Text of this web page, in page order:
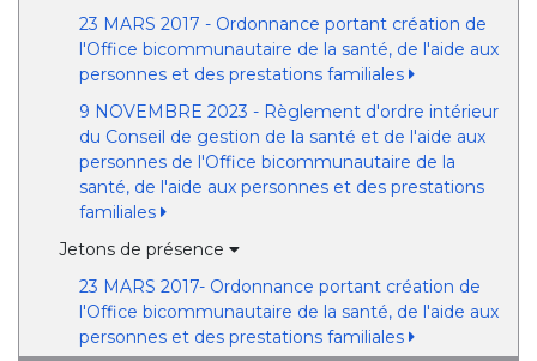
23 MARS 2017 - Ordonnance portant création de
l'Office bicommunautaire de la santé, de l'aide aux
personnes et des prestations familiales
9 NOVEMBRE 2023 - Règlement d'ordre intérieur
du Conseil de gestion de la santé et de l'aide aux
personnes de l'Office bicommunautaire de la
santé, de l'aide aux personnes et des prestations
familiales
Jetons de présence
23 MARS 2017- Ordonnance portant création de
l'Office bicommunautaire de la santé, de l'aide aux
personnes et des prestations familiales